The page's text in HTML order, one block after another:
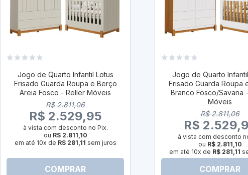
Jogo de Quarto Infantil Lotus
Frisado Guarda Roupa e Berço
Areia Fosco - Reller Móveis
R$ 2.811,06
R$ 2.529,95
à vista com desconto no Pix.
ou R$ 2.811,10
em até 10x de R$ 281,11 sem juros
COMPRAR
Jogo de Quarto
Frisado Guarda Roupa
Branco Fosco/Savana
Móveis
R$ 2.811,06
R$
à vista com desconto
ou R$ 2.811,10
em até 10x de R$ 281,11
COMPRAR